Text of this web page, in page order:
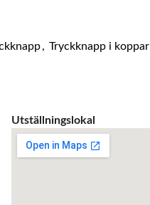
, Tryckknapp i koppar
Utställningslokal